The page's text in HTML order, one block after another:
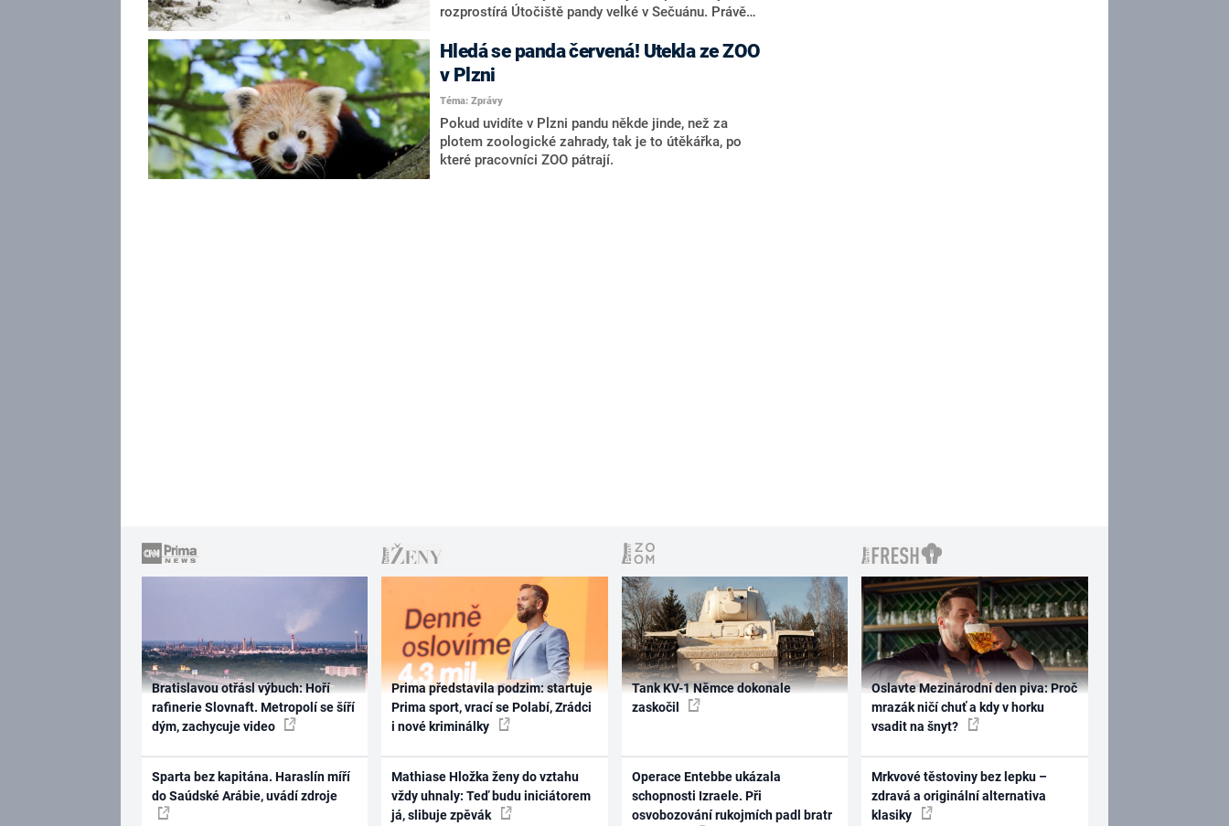
rozprostírá Útočiště pandy velké v Sečuánu. Právě
velké. Ve zdejších deštných pralesích však nacházejí
ochranu i další ohrožené druhy zvířat.
Hledá se panda červená! Utekla ze ZOO
v Plzni
Téma: Zprávy
Pokud uvidíte v Plzni pandu někde jinde, než za
plotem zoologické zahrady, tak je to útěkářka, po
které pracovníci ZOO pátrají.
Bratislavou otřásl výbuch: Hoří
rafinerie Slovnaft. Metropolí se šíří
dým, zachycuje video
Sparta bez kapitána. Haraslín míří
do Saúdské Arábie, uvádí zdroje
Prima představila podzim: startuje
Prima sport, vrací se Polabí, Zrádci
i nové kriminálky
Mathiase Hložka ženy do vztahu
vždy uhnaly: Teď budu iniciátorem
já, slibuje zpěvák
Tank KV-1 Němce dokonale
zaskočil
Operace Entebbe ukázala
schopnosti Izraele. Při
osvobozování rukojmích padl bratr
Oslavte Mezinárodní den piva: Proč
mrazák ničí chuť a kdy v horku
vsadit na šnyt?
Mrkvové těstoviny bez lepku –
zdravá a originální alternativa
klasiky